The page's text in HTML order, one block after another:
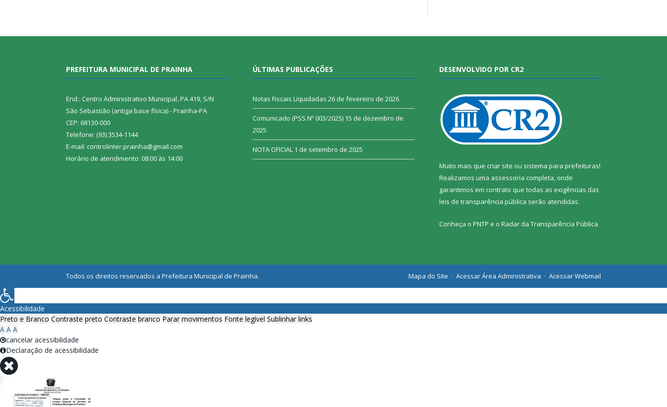
PREFEITURA MUNICIPAL DE PRAINHA
End.: Centro Administrativo Municipal, PA 419, S/N
São Sebastião (antiga base física) - Prainha-PA
CEP: 68130-000
Telefone: (93) 3534-1144
E-mail: controlinter.prainha@gmail.com
Horário de atendimento: 08:00 às 14:00
ÚLTIMAS PUBLICAÇÕES
Notas Fiscais Liquidadas 26 de fevereiro de 2026
Comunicado (PSS Nº 003/2025) 15 de dezembro de
2025
NOTA OFICIAL 1 de setembro de 2025
DESENVOLVIDO POR CR2
Muito mais que criar site ou sistema para prefeituras!
Realizamos uma assessoria completa, onde
garantimos em contrato que todas as exigências das
leis de transparência pública serão atendidas.
Conheça o PNTP e o Radar da Transparência Pública
Todos os direitos reservados a Prefeitura Municipal de Prainha. Mapa do Site Acessar Área Administrativa Acessar Webmail
Acessibilidade
Preto e Branco Contraste preto Contraste branco Parar movimentos Fonte legível Sublinhar links
A A A
cancelar acessibilidade
Declaração de acessibilidade